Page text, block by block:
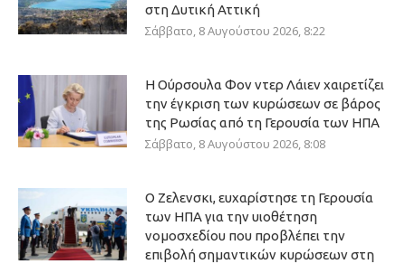
στη Δυτική Αττική
Σάββατο, 8 Αυγούστου 2026, 8:22
Η Ούρσουλα Φον ντερ Λάιεν χαιρετίζει
την έγκριση των κυρώσεων σε βάρος
της Ρωσίας από τη Γερουσία των ΗΠΑ
Σάββατο, 8 Αυγούστου 2026, 8:08
Ο Ζελενσκι, ευχαρίστησε τη Γερουσία
των ΗΠΑ για την υιοθέτηση
νομοσχεδίου που προβλέπει την
επιβολή σημαντικών κυρώσεων στη